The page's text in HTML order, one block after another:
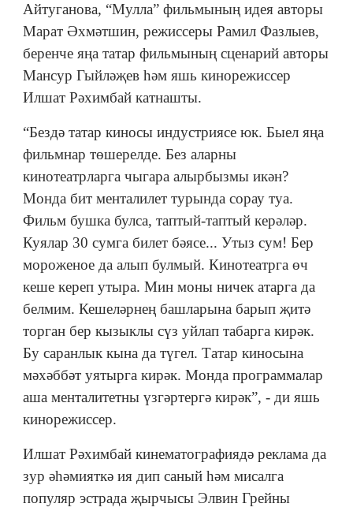
Айтуганова, “Мулла” фильмының идея авторы
Марат Әхмәтшин, режиссеры Рамил Фазлыев,
беренче яңа татар фильмының сценарий авторы
Мансур Гыйләҗев һәм яшь кинорежиссер
Илшат Рәхимбай катнашты.
“Бездә татар киносы индустриясе юк. Быел яңа
фильмнар төшерелде. Без аларны
кинотеатрларга чыгара алырбызмы икән?
Монда бит менталилет турында сорау туа.
Фильм бушка булса, таптый-таптый керәләр.
Куялар 30 сумга билет бәясе... Утыз сум! Бер
мороженое да алып булмый. Кинотеатрга өч
кеше кереп утыра. Мин моны ничек атарга да
белмим. Кешеләрнең башларына барып җитә
торган бер кызыклы сүз уйлап табарга кирәк.
Бу саранлык кына да түгел. Татар киносына
мәхәббәт уятырга кирәк. Монда программалар
аша менталитетны үзгәртергә кирәк”, - ди яшь
кинорежиссер.
Илшат Рәхимбай кинематографиядә реклама да
зур әһәмияткә ия дип саный һәм мисалга
популяр эстрада җырчысы Элвин Грейны